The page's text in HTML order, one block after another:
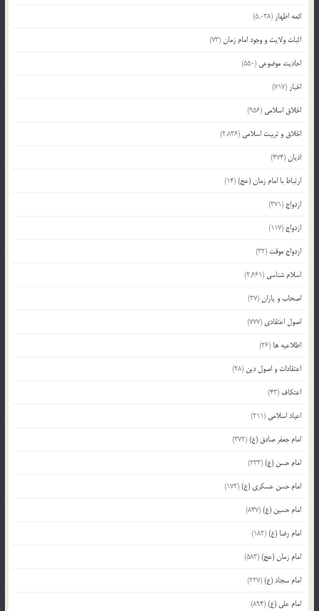
ائمه اطهار (5,038)
اثبات ولایت و وجود امام زمان (73)
احادیث موضوعی (550)
اخبار (717)
اخلاق اسلامی (956)
اخلاق و تربیت اسلامی (2,836)
ادیان (474)
ارتباط با امام زمان (عج)(14)
ازدواج (371)
ازدواج (117)
ازدواج موقت (32)
اسلام شناسی (2,661)
اصحاب و یاران (37)
اصول اعتقادی (777)
اطلاعیه ها (26)
اعتقادات و اصول دین (28)
اعتکاف (43)
اعیاد اسلامی (211)
امام جعفر صادق (ع)(372)
امام حسن (ع)(233)
امام حسن عسکری (ع)(172)
امام حسین (ع)(847)
امام رضا (ع)(182)
امام زمان (عج)(583)
امام سجاد (ع)(227)
امام علی (ع)(894)